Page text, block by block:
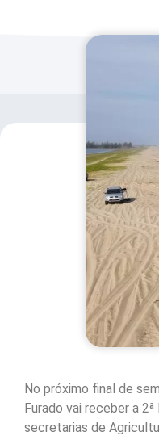
No próximo final de
Furado vai receber a
secretarias de